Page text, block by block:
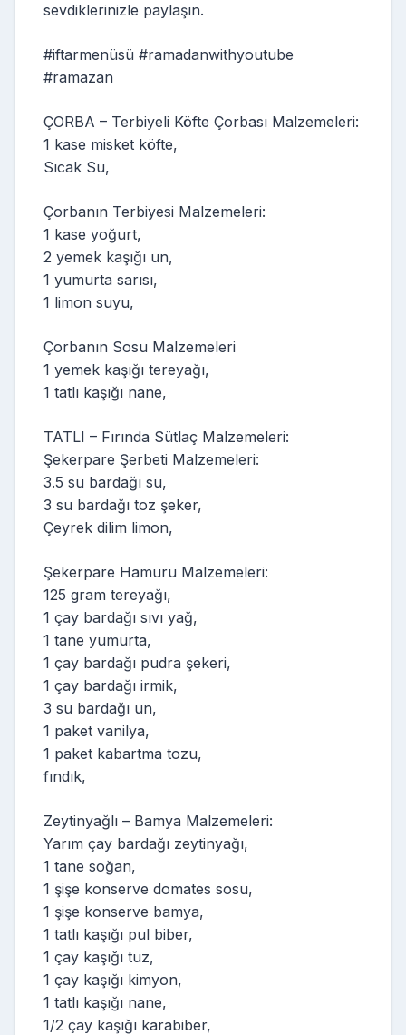
sevdiklerinizle paylaşın.
#iftarmenüsü #ramadanwithyoutube
#ramazan
ÇORBA – Terbiyeli Köfte Çorbası Malzemeleri:
1 kase misket köfte,
Sıcak Su,
Çorbanın Terbiyesi Malzemeleri:
1 kase yoğurt,
2 yemek kaşığı un,
1 yumurta sarısı,
1 limon suyu,
Çorbanın Sosu Malzemeleri
1 yemek kaşığı tereyağı,
1 tatlı kaşığı nane,
TATLI – Fırında Sütlaç Malzemeleri:
Şekerpare Şerbeti Malzemeleri:
3.5 su bardağı su,
3 su bardağı toz şeker,
Çeyrek dilim limon,
Şekerpare Hamuru Malzemeleri:
125 gram tereyağı,
1 çay bardağı sıvı yağ,
1 tane yumurta,
1 çay bardağı pudra şekeri,
1 çay bardağı irmik,
3 su bardağı un,
1 paket vanilya,
1 paket kabartma tozu,
fındık,
Zeytinyağlı – Bamya Malzemeleri:
Yarım çay bardağı zeytinyağı,
1 tane soğan,
1 şişe konserve domates sosu,
1 şişe konserve bamya,
1 tatlı kaşığı pul biber,
1 çay kaşığı tuz,
1 çay kaşığı kimyon,
1 tatlı kaşığı nane,
1/2 çay kaşığı karabiber,